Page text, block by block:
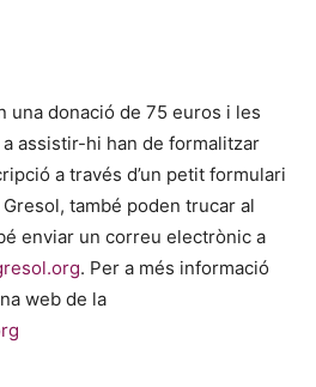
una donació de 75 euros i les
assistir-hi han de formalitzar
a través d’un petit formulari
també poden trucar al
enviar un correu electrònic a
. Per a més informació
web de la